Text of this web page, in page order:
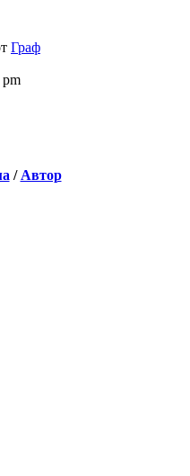
Граф
pm
/ Автор